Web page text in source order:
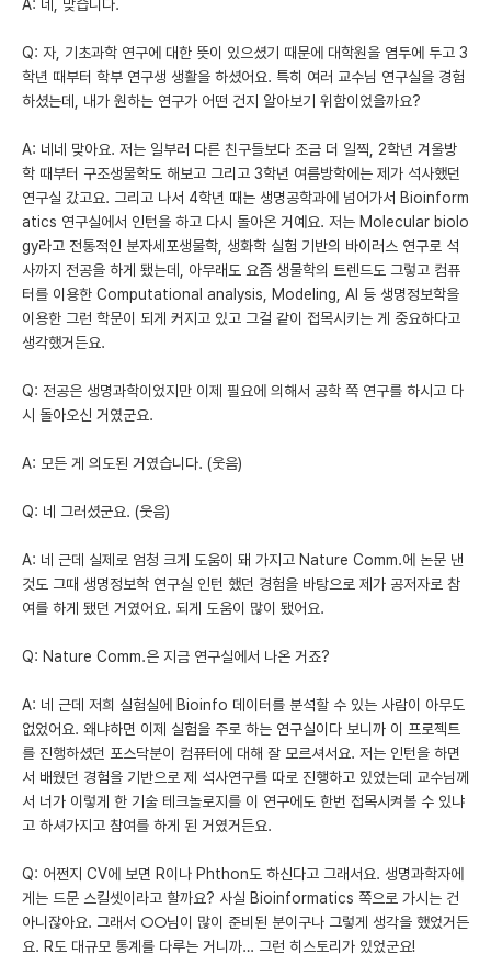
A: 네, 맞습니다.
Q: 자, 기초과학 연구에 대한 뜻이 있으셨기 때문에 대학원을 염두에 두고 3
학년 때부터 학부 연구생 생활을 하셨어요. 특히 여러 교수님 연구실을 경험
하셨는데, 내가 원하는 연구가 어떤 건지 알아보기 위함이었을까요?
A: 네네 맞아요. 저는 일부러 다른 친구들보다 조금 더 일찍, 2학년 겨울방
학 때부터 구조생물학도 해보고 그리고 3학년 여름방학에는 제가 석사했던
연구실 갔고요. 그리고 나서 4학년 때는 생명공학과에 넘어가서 Bioinform
atics 연구실에서 인턴을 하고 다시 돌아온 거예요. 저는 Molecular biolo
gy라고 전통적인 분자세포생물학, 생화학 실험 기반의 바이러스 연구로 석
사까지 전공을 하게 됐는데, 아무래도 요즘 생물학의 트렌드도 그렇고 컴퓨
터를 이용한 Computational analysis, Modeling, AI 등 생명정보학을
이용한 그런 학문이 되게 커지고 있고 그걸 같이 접목시키는 게 중요하다고
생각했거든요.
Q: 전공은 생명과학이었지만 이제 필요에 의해서 공학 쪽 연구를 하시고 다
시 돌아오신 거였군요.
A: 모든 게 의도된 거였습니다. (웃음)
Q: 네 그러셨군요. (웃음)
A: 네 근데 실제로 엄청 크게 도움이 돼 가지고 Nature Comm.에 논문 낸
것도 그때 생명정보학 연구실 인턴 했던 경험을 바탕으로 제가 공저자로 참
여를 하게 됐던 거였어요. 되게 도움이 많이 됐어요.
Q: Nature Comm.은 지금 연구실에서 나온 거죠?
A: 네 근데 저희 실험실에 Bioinfo 데이터를 분석할 수 있는 사람이 아무도
없었어요. 왜냐하면 이제 실험을 주로 하는 연구실이다 보니까 이 프로젝트
를 진행하셨던 포스닥분이 컴퓨터에 대해 잘 모르셔서요. 저는 인턴을 하면
서 배웠던 경험을 기반으로 제 석사연구를 따로 진행하고 있었는데 교수님께
서 너가 이렇게 한 기술 테크놀로지를 이 연구에도 한번 접목시켜볼 수 있냐
고 하셔가지고 참여를 하게 된 거였거든요.
Q: 어쩐지 CV에 보면 R이나 Phthon도 하신다고 그래서요. 생명과학자에
게는 드문 스킬셋이라고 할까요? 사실 Bioinformatics 쪽으로 가시는 건
아니잖아요. 그래서 ○○님이 많이 준비된 분이구나 그렇게 생각을 했었거든
요. R도 대규모 통계를 다루는 거니까… 그런 히스토리가 있었군요!